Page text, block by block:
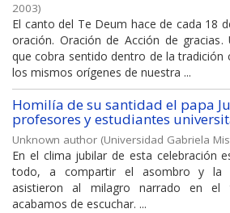
2003)
El canto del Te Deum hace de cada 18
oración. Oración de Acción de
que cobra sentido dentro de la tradición
los mismos orígenes de nuestra ...
Homilía de su santidad el papa
profesores y estudiantes
Unknown author (Universidad Gabriela
En el clima jubilar de esta celebración
todo, a compartir el asombro y la
asistieron al milagro narrado en el
acabamos de escuchar. ...